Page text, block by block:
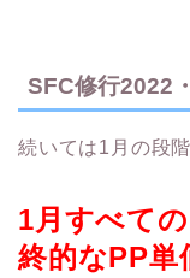
SFC修行2022
続いては1月の段
1月すべて
終的なPP単